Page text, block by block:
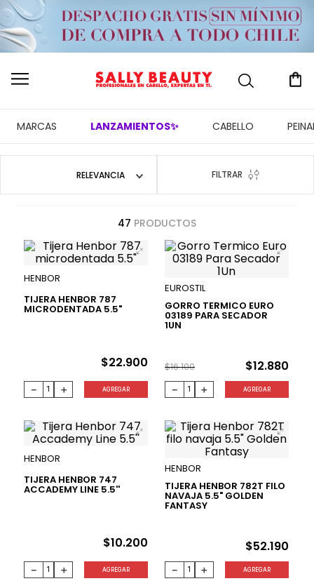
MARCAS LANZAMIENTOS✨ CABELLO
RELEVANCIA FILTRAR
47 PRODUCTOS
HENBOR
TIJERA HENBOR 787
MICRODENTADA 5.5"
$22.900
＋
－ AGREGAR
EUROSTIL
GORRO TERMICO EURO
03189 PARA SECADOR
1UN
$16.100 $12.880
＋
－ AGREGAR
HENBOR
TIJERA HENBOR 747
ACCADEMY LINE 5.5''
$10.200
＋
－ AGREGAR
HENBOR
TIJERA HENBOR 782T FILO
NAVAJA 5.5" GOLDEN
FANTASY
$52.190
＋
－ AGREGAR